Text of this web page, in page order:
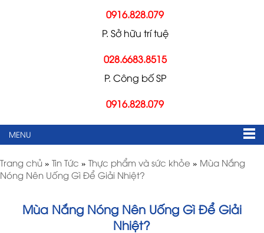
0916.828.079
P. Sở hữu trí tuệ
028.6683.8515
P. Công bố SP
0916.828.079
MENU
Trang chủ » Tin Tức » Thực phẩm và sức khỏe » Mùa Nắng
Nóng Nên Uống Gì Để Giải Nhiệt?
Mùa Nắng Nóng Nên Uống Gì Để Giải
Nhiệt?